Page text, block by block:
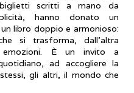
scritti a mano da
hanno donato un
libro doppio e armonioso:
si trasforma, dall’altra
emozioni. È un invito a
ad accogliere la
gli altri, il mondo che